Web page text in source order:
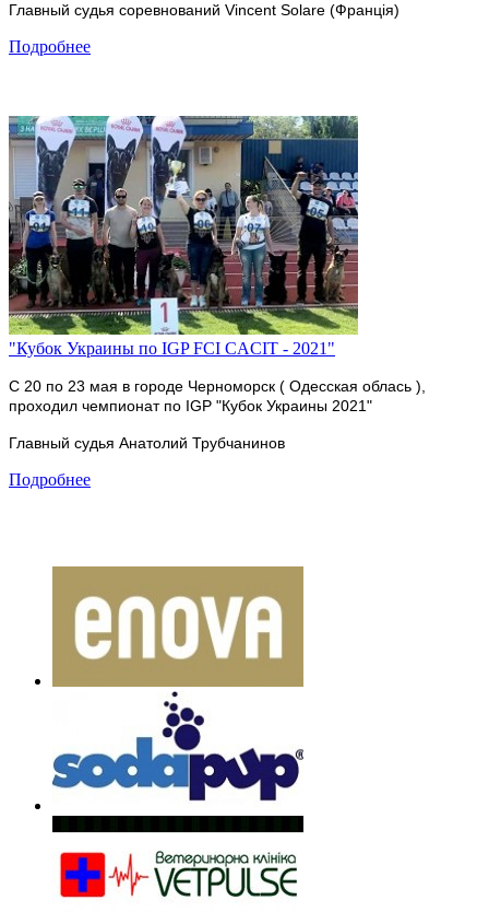
Главный судья соревнований Vincent Solare (Франція)
Подробнее
"Кубок Украины по IGP FCI CACIT - 2021"
С 20 по 23 мая в городе Черноморск ( Одесская облась ),
проходил чемпионат по IGP "Кубок Украины 2021"
Главный судья Анатолий Трубчанинов
Подробнее